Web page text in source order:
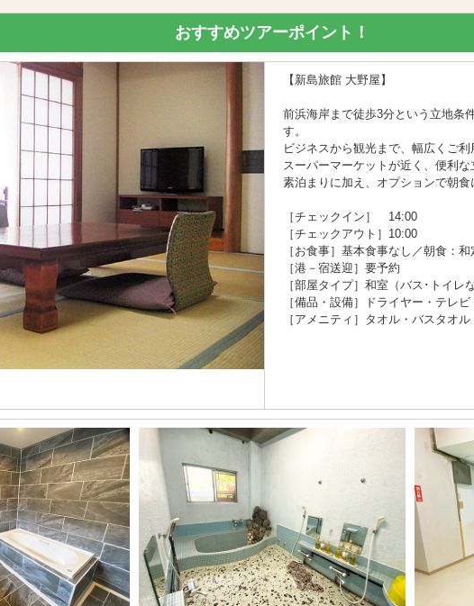
おすすめツアーポイント！
【新島旅館 大野屋】
前浜海岸まで徒歩3分という立地条
す。
ビジネスから観光まで、幅広くご
スーパーマーケットが近く、便利
素泊まりに加え、オプションで朝
［チェックイン］ 14:00
［チェックアウト］10:00
［お食事］基本食事なし／朝食：
［港－宿送迎］要予約
［部屋タイプ］和室（バス･トイレ
［備品・設備］ドライヤー・テレ
［アメニティ］タオル・バスタオ